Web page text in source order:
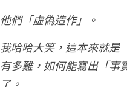
他們「虛偽造作」。
我哈哈大笑，這本來就是
有多難，如何能寫出「事
了。